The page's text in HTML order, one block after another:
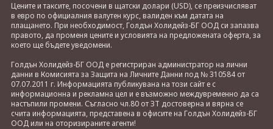
Цените и таксите, посочени в щатски долари (USD), се преизчисляват
в евро по официалния валутен курс, валиден към датата на
плащането. При необходимост, Голдън Холидейз-БГ ООД си запазва
правото, да променя цените и условията на предложената оферта, за
което ще бъдете уведомени.
Голдън Холидейз-БГ ООД е регистриран администратор на лични
данни в Комисията за Защита на Личните Данни под № 310584 от
07.07.2011 г. Информацията публикувана на този сайт е с
информационна и рекламна цел и е възможно междувременно да са
настъпили промени. Съгласно чл.80 от ЗТ достоверна и вярна се
счита информацията, представена в офисите на Голдън Холидейз-БГ
ООД или на оторизираните агенти!